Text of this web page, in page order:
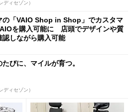
ディセゾン）
の「VAIO Shop in Shop」でカスタマ
を購入可能に 店頭でデザインや質
認しながら購入可能
たびに、マイルが育つ。
ディセゾン）